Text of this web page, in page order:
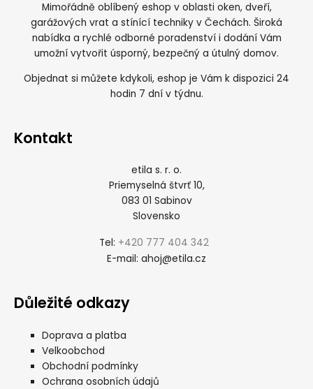
Mimořádně oblíbený eshop v oblasti oken, dveří,
garážových vrat a stínící techniky v Čechách. Široká
nabídka a rychlé odborné poradenství i dodání Vám
umožní vytvořit úsporný, bezpečný a útulný domov.
Objednat si můžete kdykoli, eshop je Vám k dispozici 24
hodin 7 dní v týdnu.
Kontakt
etila s. r. o.
Priemyselná štvrť 10,
083 01 Sabinov
Slovensko
Tel: +420 777 404 342
E-mail: ahoj@etila.cz
Důležité odkazy
Doprava a platba
Velkoobchod
Obchodní podmínky
Ochrana osobních údajů